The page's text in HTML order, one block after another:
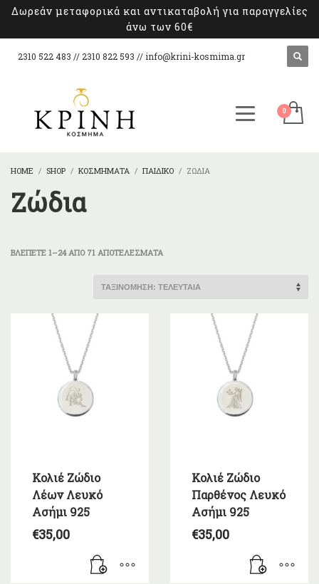
Δωρεάν μεταφορικά και αντικαταβολή για παραγγελίες
άνω των 60€
2310 522 483 // 2310 822 593 // info@krini-kosmima.gr
HOME SHOP ΚΟΣΜΉΜΑΤΑ ΠΑΙΔΙΚΌ ΖΏΔΙΑ
Ζώδια
ΒΛΈΠΕΤΕ 1–24 ΑΠΌ 71 ΑΠΟΤΕΛΈΣΜΑΤΑSORTED
LATEST
Κολιέ Ζώδιο
Λέων Λευκό
Ασήμι 925
€35,00
Κολιέ Ζώδιο
Παρθένος Λευκό
Ασήμι 925
€35,00